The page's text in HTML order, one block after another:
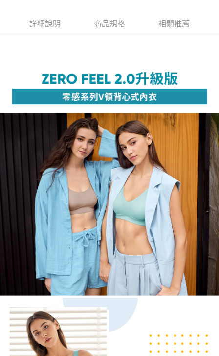
1.分期款項不併入電信帳單，「大哥付你分期」於每月結算日後寄送繳費提
1.本服務係由「台灣大哥大股份有限公司」（以下簡稱本公司）所提供，讓
用戶於交易時，得透過本服務購買商品或服務，並由商店將買賣／分期付款
買賣價金債權讓與本公司後，依約使用本公司帳單繳交帳款。
2.基於同意付款使用「大哥付你分期」之契約關係目的，商店將以您的個人
資料（包含姓名、電話或地址）提供予台灣大哥大進項蒐集、處理及利用，
由本公司與您本人進行分期帳單所需資料之確認、核對及更正。
3.完整用戶服務條款，請詳閱以下連結：https://oppay.tw/userRule
【「AFTEE先享後付」結帳流程】
ATM／網路銀行／等多元方式進行付款，方視為交易完成。
※ 請注意：結帳手續完成當下不需立刻繳費，但若您需要取消訂單，請聯絡
購買商品的店家。未經商家同意取消之訂單仍視為有效，需透過AFTEE先享
後付繳納相關費用。
是否繳費成功／繳費後需取消欲退款等相關疑問，請聯繫「AFTEE先享後付
https://netprotections.freshdesk.com/support/home
１．透過由恩沛科技股份有限公司提供之「AFTEE先享後付」服務完成之交
易，需依本服務之必要範圍內提供個人資料，並將交易相關給付款項請求債
權轉讓予恩沛科技股份有限公司。
２．關於個人資料處理事宜，請瀏覽以下網址：
https://aftee.tw/terms/#terms3
３．未成年的使用者請事先徵得法定代理人或監護人之同意方可使用
「AFTEE先享後付」，若未經同意申辦者引起之損失，本公司不負相關責
４．使用「AFTEE先享後付」時，將依據個別帳號之用戶狀況，依本公司即
時審查核予不同之上限額度；若仍有額度不足之情形，本公司將視審查結果
請求用戶進行身份認證。
５．嚴禁一人註冊多個帳號或使用他人資訊註冊。若發現惡意使用之情形，
恩沛科技股份有限公司將有權停止該用戶之使用額度並採取法律行動。
每筆NT$45，滿NT$2,000(含以上)免運費
萊爾富取貨付款
每筆NT$45，滿NT$2,000(含以上)免運費
每筆NT$45，滿NT$2,000(含以上)免運費
每筆NT$55，滿NT$2,000(含以上)免運費
付款後7-11取貨
每筆NT$55，滿NT$2,000(含以上)免運費
每筆NT$65，滿NT$2,000(含以上)免運費
詳細說明 商品規格 相關推薦